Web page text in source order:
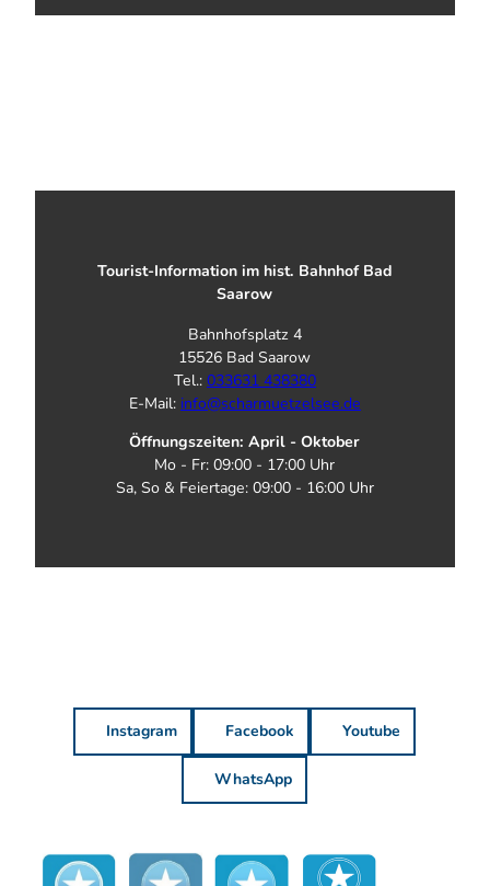
Tourist-Information im hist. Bahnhof Bad
Saarow
Bahnhofsplatz 4
15526 Bad Saarow
Tel.: 033631 438380
E-Mail: info@scharmuetzelsee.de
Öffnungszeiten: April - Oktober
Mo - Fr: 09:00 - 17:00 Uhr
Sa, So & Feiertage: 09:00 - 16:00 Uhr
Instagram Facebook Youtube
WhatsApp